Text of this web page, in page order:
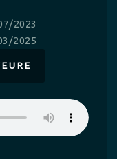
2023
2025